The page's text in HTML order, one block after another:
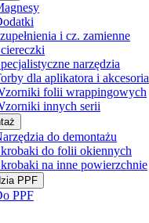
i cz. zamienne
narzędzia
dla aplikatora i akcesoria
folii wrappingowych
innych serii
do demontażu
do folii okiennych
na inne powierzchnie
PPF
PPF